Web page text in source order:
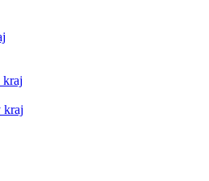
kraj
kraj